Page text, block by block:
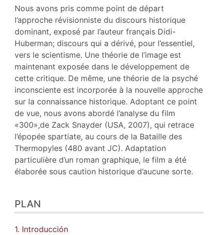
Bibliographie
Notes
Illustrations
Citer cet article
Auteur
Nous avons pris comme point de départ
l’approche révisionniste du discours historique
dominant, exposé par l’auteur français Didi-
Huberman; discours qui a dérivé, pour l’essentiel,
vers le scientisme. Une théorie de l’image est
maintenant exposée dans le développement de
cette critique. De même, une théorie de la psyché
inconsciente est incorporée à la nouvelle approche
sur la connaissance historique. Adoptant ce point
de vue, nous avons abordé l’analyse du film
«300»,de Zack Snayder (USA, 2007), qui retrace
l’épopée spartiate, au cours de la Bataille des
Thermopyles (480 avant JC). Adaptation
particulière d’un roman graphique, le film a été
élaborée sous caution historique d’aucune sorte.
PLAN
1. Introducción